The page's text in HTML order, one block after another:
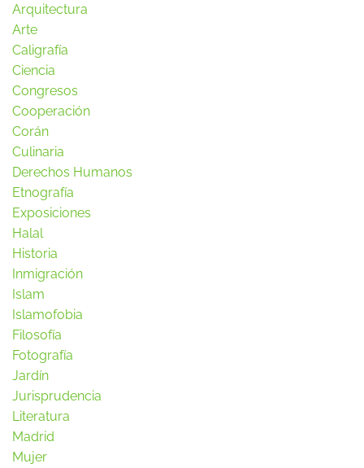
Arquitectura
Arte
Caligrafía
Ciencia
Congresos
Cooperación
Corán
Culinaria
Derechos Humanos
Etnografía
Exposiciones
Halal
Historia
Inmigración
Islam
Islamofobia
Filosofía
Fotografía
Jardín
Jurisprudencia
Literatura
Madrid
Mujer